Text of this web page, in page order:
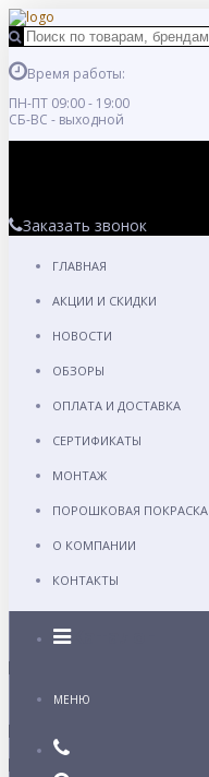
Время работы:
ПН-ПТ 09:00 - 19:00
СБ-ВС - выходной
Заказать звонок
ГЛАВНАЯ
АКЦИИ И СКИДКИ
НОВОСТИ
ОБЗОРЫ
ОПЛАТА И ДОСТАВКА
СЕРТИФИКАТЫ
МОНТАЖ
ПОРОШКОВАЯ ПОКРАСКА
О КОМПАНИИ
КОНТАКТЫ
Каталог
МЕНЮ